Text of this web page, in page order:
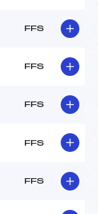
FFS
FFS
FFS
FFS
FFS